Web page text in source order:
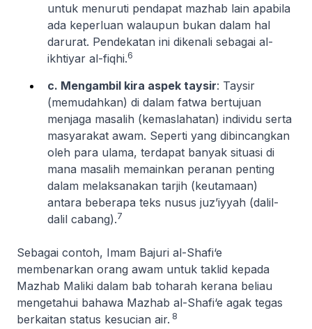
untuk menuruti pendapat mazhab lain apabila
ada keperluan walaupun bukan dalam hal
darurat. Pendekatan ini dikenali sebagai al-
ikhtiyar al-fiqhi.6
c. Mengambil kira aspek taysir: Taysir
(memudahkan) di dalam fatwa bertujuan
menjaga masalih (kemaslahatan) individu serta
masyarakat awam. Seperti yang dibincangkan
oleh para ulama, terdapat banyak situasi di
mana masalih memainkan peranan penting
dalam melaksanakan tarjih (keutamaan)
antara beberapa teks nusus juz’iyyah (dalil-
dalil cabang).7
Sebagai contoh, Imam Bajuri al-Shafi‘e
membenarkan orang awam untuk taklid kepada
Mazhab Maliki dalam bab toharah kerana beliau
mengetahui bahawa Mazhab al-Shafi‘e agak tegas
berkaitan status kesucian air. 8